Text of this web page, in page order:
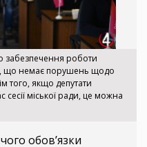
забезпечення роботи
що немає порушень щодо
того, якщо депутати
сесії міської ради, це можна
обов’язки